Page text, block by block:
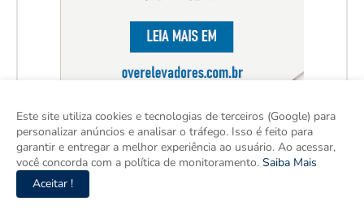
Este site utiliza cookies e tecnologias de terceiros (Google) para
personalizar anúncios e analisar o tráfego. Isso é feito para
garantir e entregar a melhor experiência ao usuário. Ao acessar,
você concorda com a política de monitoramento. Saiba Mais
Aceitar !